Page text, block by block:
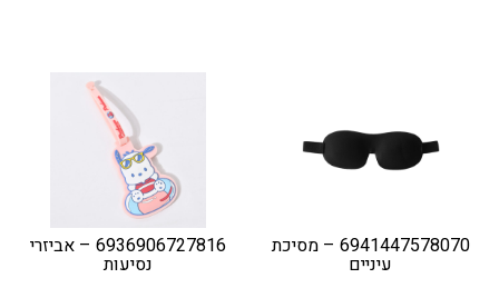
6941447578070 – מסיכת
עיניים
6936906727816 – אביזרי
נסיעות